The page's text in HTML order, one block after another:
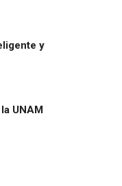
y
UNAM